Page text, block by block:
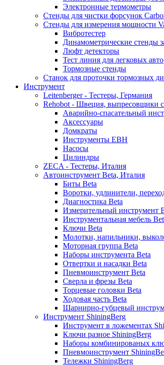
Электронные термометры
Стенды для чистки форсунок
Стенды для измерения мощности
Вибротестер
Динамометрические стенды
Люфт детекторы
Тест линия для легковых авто
Тормозные стенды
Станок для проточки тормозных
Инструмент
Leitenberger - Тестеры, Германия
Rehobot - Швеция, выпресовщики
Аварийно-спасательный
Аксессуары
Домкраты
Инструменты EBH
Насосы
Цилиндры
ZECA - Тестеры, Италия
Автоинструмент Beta, Италия
Биты Beta
Воротки, удлинители,
Диагностика Beta
Измерительный инструмент
Инструментальная мебель
Ключи Beta
Молотки, напильники,
Моторная группа Beta
Наборы инструмента Beta
Отвертки и насадки Beta
Пневмоинструмент Beta
Сверла и фрезы Beta
Торцевые головки Beta
Ходовая часть Beta
Шарнирно-губцевый
Инструмент ShiningBerg
Инструмент в ложементах
Ключи разное ShiningBerg
Наборы комбинированых
Пневмоинструмент
Тележки ShiningBerg